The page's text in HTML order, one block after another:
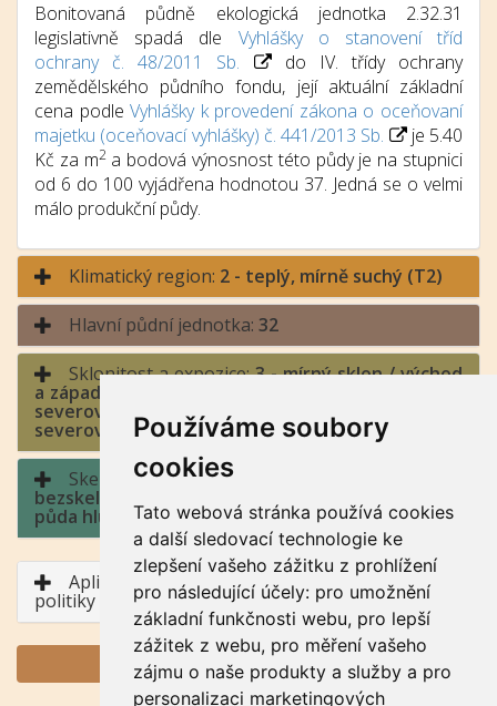
Používáme soubory
cookies
Tato webová stránka používá cookies
a další sledovací technologie ke
zlepšení vašeho zážitku z prohlížení
pro následující účely: pro umožnění
základní funkčnosti webu, pro lepší
zážitek z webu, pro měření vašeho
zájmu o naše produkty a služby a pro
personalizaci marketingových
Bonitovaná půdně ekologická jednotka 2.32.31
legislativně spadá dle Vyhlášky o stanovení tříd
ochrany č. 48/2011 Sb.
do IV. třídy ochrany
zemědělského půdního fondu, její aktuální základní
cena podleVyhlášky k provedení zákona o oceňovaní
majetku (oceňovací vyhlášky) č. 441/2013 Sb.
je 5.40
Kč za m2a bodová výnosnost této půdy je na stupnici
od 6 do 100 vyjádřena hodnotou 37. Jedná se o velmi
málo produkční půdy.
Klimatický region: 2 - teplý, mírně suchý (T2)
Hlavní půdní jednotka: 32
Sklonitost a expozice:3 - mírný sklon / východ
a západ (jihozápad až severozápad, jihovýchod až
severovýchod), sever (severozápad až
severovýchod)
Skeletovitost a hloubka půdy:
bezskeletovitá, s příměsí, slabě skeletovitá /
půda hluboká, půda středně hluboká
Aplikace BPEJ v rámci Společné zemědělské
politiky
GENERUJ PDF